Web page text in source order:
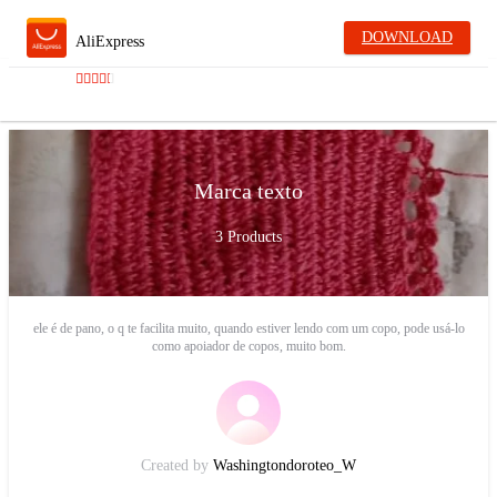
AliExpress DOWNLOAD
Marca texto
3 Products
ele é de pano, o q te facilita muito, quando estiver lendo com um copo, pode usá-lo
como apoiador de copos, muito bom.
Created by Washingtondoroteo_W